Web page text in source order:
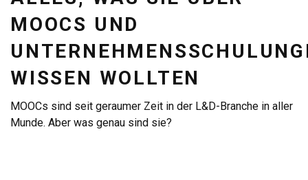
MOOCS UND
WISSEN WOLLTEN
MOOCs sind seit geraumer Zeit in der L&D-Branche in aller
Munde. Aber was genau sind sie?